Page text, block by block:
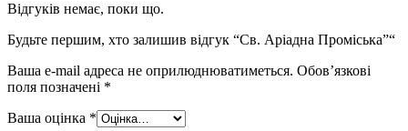
Відгуків немає, поки що.
Будьте першим, хто залишив відгук “Св. Аріадна Проміська”“
Ваша e-mail адреса не оприлюднюватиметься. Обов’язкові
поля позначені *
Ваша оцінка *